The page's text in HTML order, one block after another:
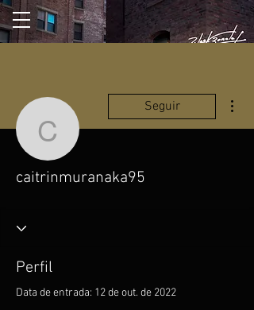
Seguir
caitrinmuranaka95
Perfil
Data de entrada: 12 de out. de 2022